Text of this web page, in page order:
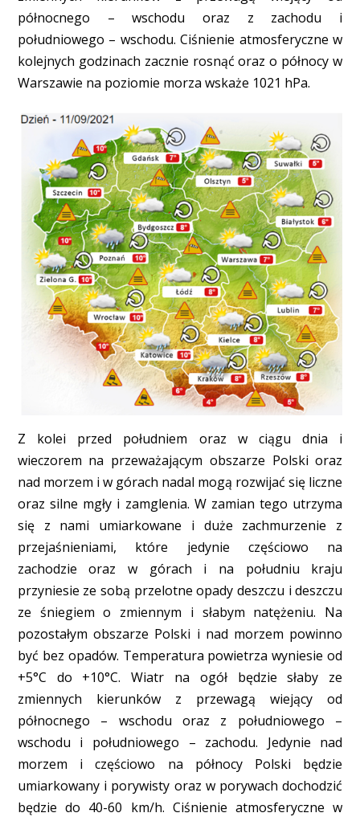
północnego – wschodu oraz z zachodu i
południowego – wschodu. Ciśnienie atmosferyczne w
kolejnych godzinach zacznie rosnąć oraz o północy w
Warszawie na poziomie morza wskaże 1021 hPa.
Z kolei przed południem oraz w ciągu dnia i
wieczorem na przeważającym obszarze Polski oraz
nad morzem i w górach nadal mogą rozwijać się liczne
oraz silne mgły i zamglenia. W zamian tego utrzyma
się z nami umiarkowane i duże zachmurzenie z
przejaśnieniami, które jedynie częściowo na
zachodzie oraz w górach i na południu kraju
przyniesie ze sobą przelotne opady deszczu i deszczu
ze śniegiem o zmiennym i słabym natężeniu. Na
pozostałym obszarze Polski i nad morzem powinno
być bez opadów. Temperatura powietrza wyniesie od
+5°C do +10°C. Wiatr na ogół będzie słaby ze
zmiennych kierunków z przewagą wiejący od
północnego – wschodu oraz z południowego –
wschodu i południowego – zachodu. Jedynie nad
morzem i częściowo na północy Polski będzie
umiarkowany i porywisty oraz w porywach dochodzić
będzie do 40-60 km/h. Ciśnienie atmosferyczne w